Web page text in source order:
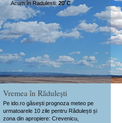
Vremea în Rădulești
Pe ido.ro găsești prognoza meteo pe
urmatoarele 10 zile pentru Rădulești și
zona din apropiere: Crevenicu,
Acum în Radulesti:20˚C